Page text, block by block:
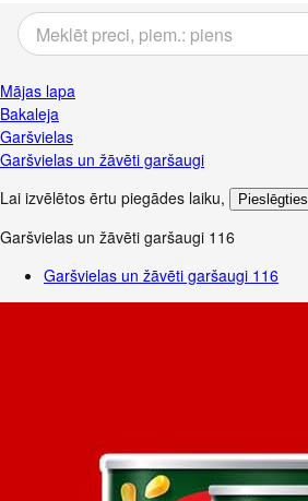
Mājas lapa
Bakaleja
Garšvielas
Garšvielas un žāvēti garšaugi
Lai izvēlētos ērtu piegādes laiku, Pieslēgties
Garšvielas un žāvēti garšaugi 116
Garšvielas un žāvēti garšaugi 116